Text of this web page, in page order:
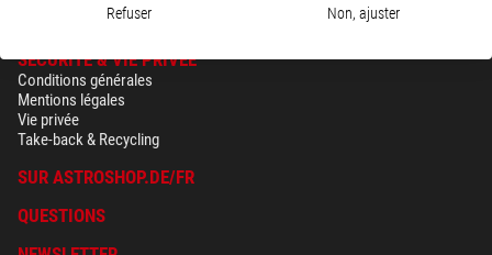
SÉCURITÉ & VIE PRIVÉE
Conditions générales
Mentions légales
Vie privée
Take-back & Recycling
SUR ASTROSHOP.DE/FR
QUESTIONS
Refuser Non, ajuster